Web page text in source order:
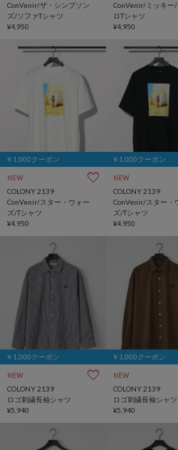
ConVenir/ザ・シンプソン
ズ/ソファTシャツ
¥4,950
ConVenir/ミッキー/
ロTシャツ
¥4,950
￥1,000クーポン
NEW
COLONY 2139
ConVenir/スター・ウォー
ズ/Tシャツ
¥4,950
￥1,000クーポン
NEW
COLONY 2139
ConVenir/スター・
ズ/Tシャツ
¥4,950
￥1,000クーポン
NEW
COLONY 2139
ロゴ刺繍長袖シャツ
¥5,940
￥1,000クーポン
NEW
COLONY 2139
ロゴ刺繍長袖シャツ
¥5,940